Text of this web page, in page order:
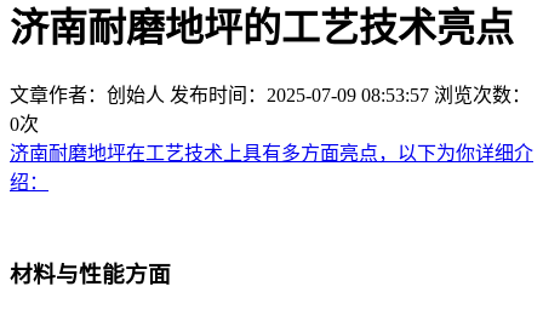
济南耐磨地坪的工艺技术亮点
文章作者：创始人 发布时间：2025-07-09 08:53:57 浏览次数：
0次
济南耐磨地坪在工艺技术上具有多方面亮点，以下为你详细介
绍：
材料与性能方面